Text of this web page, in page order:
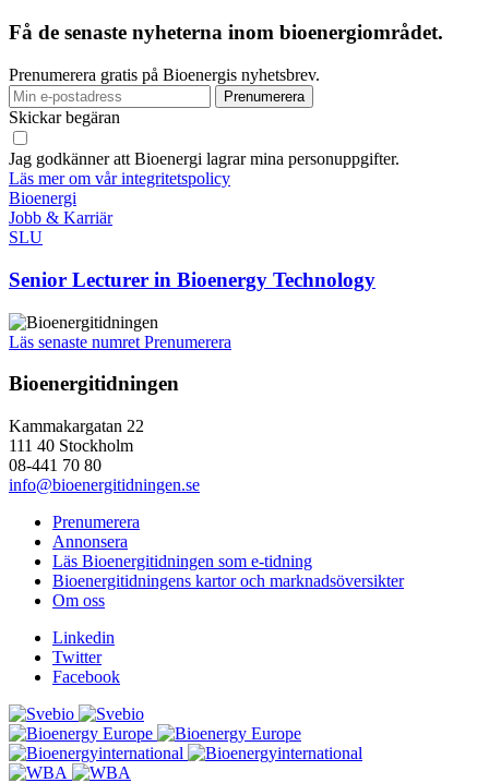
Få de senaste nyheterna inom bioenergiområdet.
Prenumerera gratis på Bioenergis nyhetsbrev.
Skickar begäran
Jag godkänner att Bioenergi lagrar mina personuppgifter.
Läs mer om vår integritetspolicy
Bioenergi
Jobb & Karriär
SLU
Senior Lecturer in Bioenergy Technology
Läs senaste numret Prenumerera
Bioenergitidningen
Kammakargatan 22
111 40 Stockholm
08-441 70 80
info@bioenergitidningen.se
Prenumerera
Annonsera
Läs Bioenergitidningen som e-tidning
Bioenergitidningens kartor och marknadsöversikter
Om oss
Linkedin
Twitter
Facebook